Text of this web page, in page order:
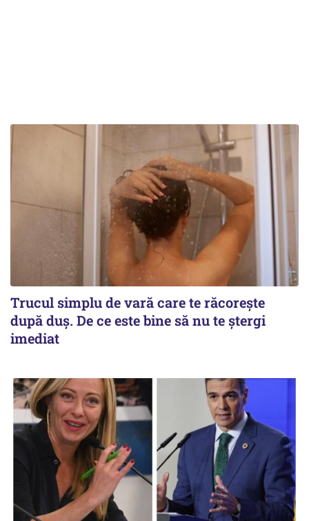
Trucul simplu de vară care te răcorește
după duș. De ce este bine să nu te ștergi
imediat